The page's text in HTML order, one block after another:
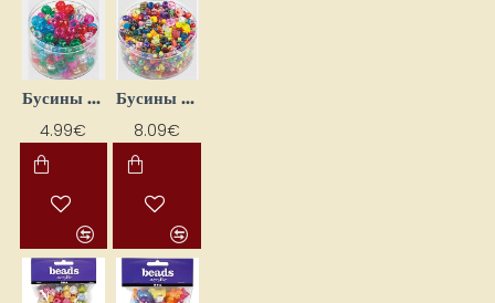
Бусины разноцветные Mix (50 г)
4.99€
Бусины цветные микс (170 г)
8.09€